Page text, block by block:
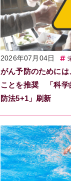
2026年07月04日
がん予防のためには
ことを推奨 「科学
防法5+1」刷新